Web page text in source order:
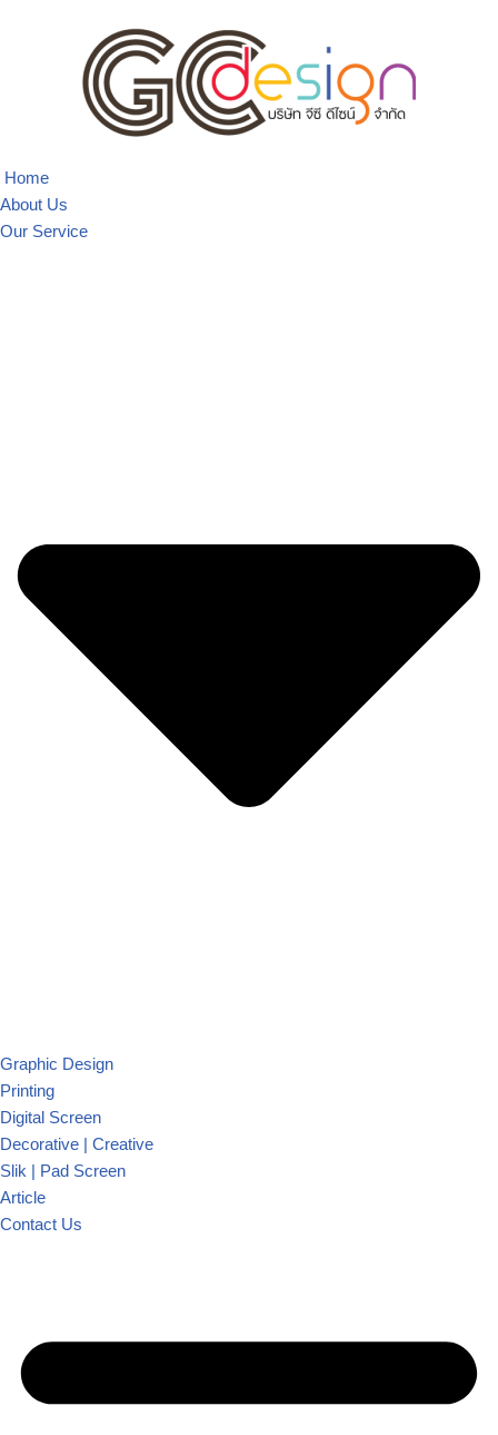
Home
About Us
Our Service
Graphic Design
Printing
Digital Screen
Decorative | Creative
Slik | Pad Screen
Article
Contact Us